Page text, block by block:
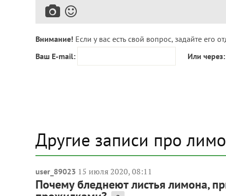
Внимание! Если у вас есть свой вопрос, задайте его
Ваш E-mail: Или через:
Другие записи про
user_89023 15 июля 2020, 08:11
Почему бледнеют листья лимона,